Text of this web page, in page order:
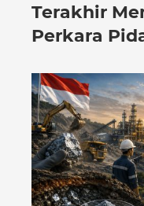
Terakhir
Perkara